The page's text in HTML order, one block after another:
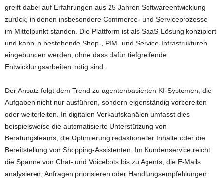
greift dabei auf Erfahrungen aus 25 Jahren Softwareentwicklung
zurück, in denen insbesondere Commerce- und Serviceprozesse
im Mittelpunkt standen. Die Plattform ist als SaaS-Lösung konzipiert
und kann in bestehende Shop-, PIM- und Service-Infrastrukturen
eingebunden werden, ohne dass dafür tiefgreifende
Entwicklungsarbeiten nötig sind.
Der Ansatz folgt dem Trend zu agentenbasierten KI-Systemen, die
Aufgaben nicht nur ausführen, sondern eigenständig vorbereiten
oder weiterleiten. In digitalen Verkaufskanälen umfasst dies
beispielsweise die automatisierte Unterstützung von
Beratungsteams, die Optimierung redaktioneller Inhalte oder die
Bereitstellung von Shopping-Assistenten. Im Kundenservice reicht
die Spanne von Chat- und Voicebots bis zu Agents, die E-Mails
analysieren, Anfragen priorisieren oder Handlungsempfehlungen